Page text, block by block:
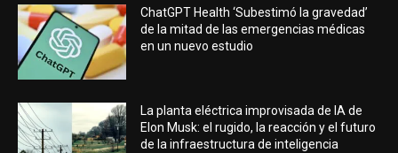
ChatGPT Health ‘Subestimó la gravedad’
de la mitad de las emergencias médicas
en un nuevo estudio
La planta eléctrica improvisada de IA de
Elon Musk: el rugido, la reacción y el futuro
de la infraestructura de inteligencia